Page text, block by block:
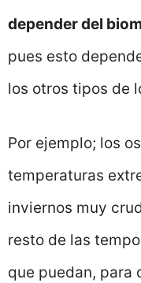
depender del
pues esto
los otros tipos de
Por ejemplo; los
temperaturas
inviernos muy
resto de las
que puedan, para